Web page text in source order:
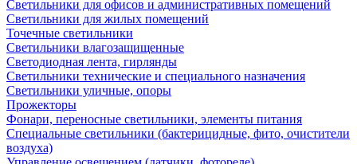
Светильники для офисов и административных помещений
Светильники для жилых помещений
Точечные светильники
Светильники влагозащищенные
Светодиодная лента, гирлянды
Светильники технические и специального назначения
Светильники уличные, опоры
Прожекторы
Фонари, переносные светильники, элементы питания
Специальные светильники (бактерицидные, фито, очистители
воздуха)